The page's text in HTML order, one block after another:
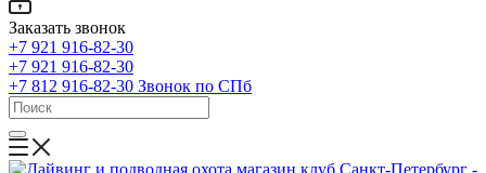
Заказать звонок
+7 921 916-82-30
+7 921 916-82-30
+7 812 916-82-30 Звонок по СПб